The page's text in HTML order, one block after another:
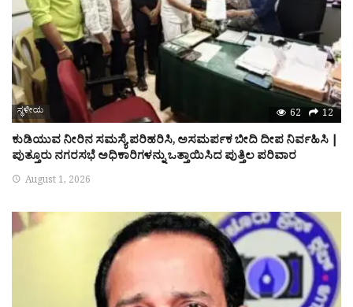
ಸ್ಥಳೀಯ 62 12
ಕುಡಿಯುವ ನೀರಿನ ಸಮಸ್ಯೆ ಪರಿಹರಿಸಿ, ಅಸಮರ್ಪಕ ಬೀದಿ ದೀಪ ನಿರ್ವಹಿಸಿ |
ಪುತ್ತೂರು ನಗರಸಭೆ ಅಧಿಕಾರಿಗಳನ್ನು ಒತ್ತಾಯಿಸಿದ ಪುತ್ತಿಲ ಪರಿವಾರ
August 1, 2026